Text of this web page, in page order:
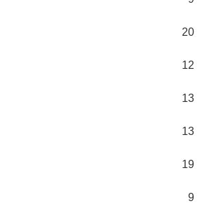
20
12
13
13
19
9